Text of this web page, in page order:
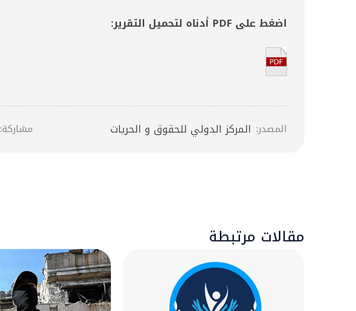
اضغط على PDF أدناه لتحميل التقرير:
المصدر: المركز الدولي للحقوق و الحريات مشاركة:
مقالات مرتبطة